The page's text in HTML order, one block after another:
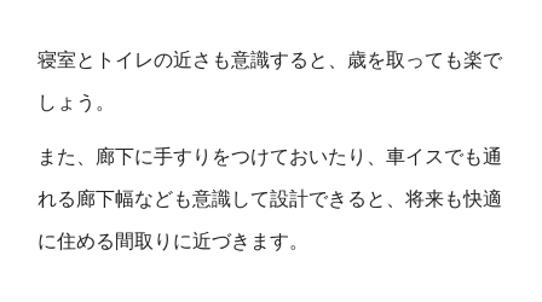
寝室とトイレの近さも意識すると、歳を取っても楽で
しょう。
また、廊下に手すりをつけておいたり、車イスでも通
れる廊下幅なども意識して設計できると、将来も快適
に住める間取りに近づきます。